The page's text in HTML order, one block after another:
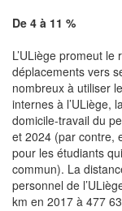
De 4 à 11 %
L’ULiège promeut
déplacements vers
nombreux à utiliser
internes à l’ULiège,
domicile-travail du
et 2024 (par contre,
pour les étudiants
commun). La
personnel de
km en 2017 à 477